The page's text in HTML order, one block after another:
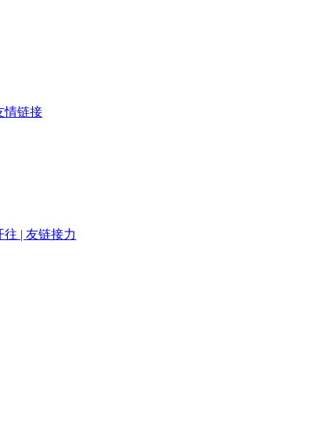
情链接
往 | 友链接力